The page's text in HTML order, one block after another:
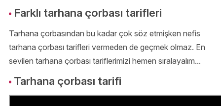
Farklı tarhana çorbası tarifleri
Tarhana çorbasından bu kadar çok söz etmişken nefis
tarhana çorbası tarifleri vermeden de geçmek olmaz. En
sevilen tarhana çorbası tariflerimizi hemen sıralayalım...
Tarhana çorbası tarifi